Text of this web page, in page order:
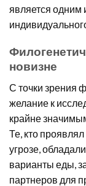
является одним
новизне
С точки зрения
желание к
крайне
Те, кто
угрозе,
варианты еды,
партнеров для